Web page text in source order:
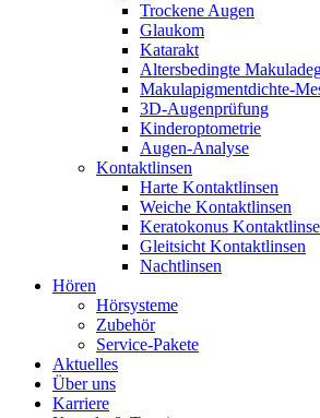
Trockene Augen
Glaukom
Katarakt
Altersbedingte
Makulapigmentdichte-
3D-Augenprüfung
Kinderoptometrie
Augen-Analyse
Kontaktlinsen
Harte Kontaktlinsen
Weiche Kontaktlinsen
Keratokonus
Gleitsicht Kontaktlinsen
Nachtlinsen
Hören
Hörsysteme
Zubehör
Service-Pakete
Aktuelles
Über uns
Karriere